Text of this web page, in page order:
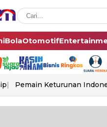
BolaOtomotif
Pemain Keturunan